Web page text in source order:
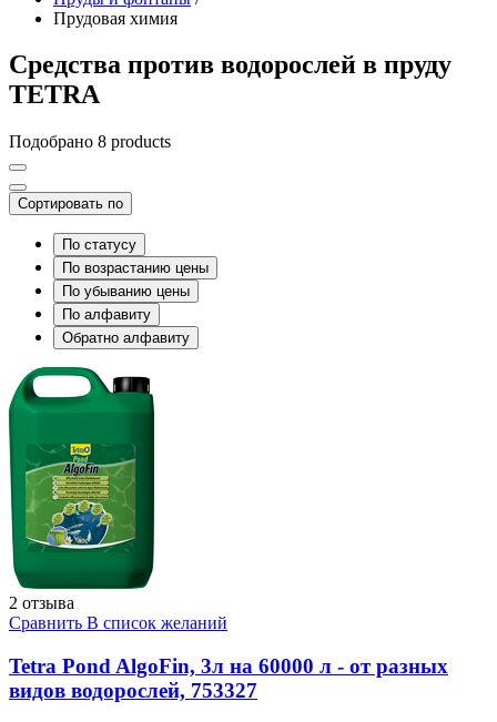
Прудовая химия
Средства против водорослей в пруду
TETRA
Подобрано 8 products
Сортировать по
По статусу
По возрастанию цены
По убыванию цены
По алфавиту
Обратно алфавиту
2 отзыва
Сравнить В список желаний
Tetra Pond AlgoFin, 3л на 60000 л - от разных
видов водорослей, 753327